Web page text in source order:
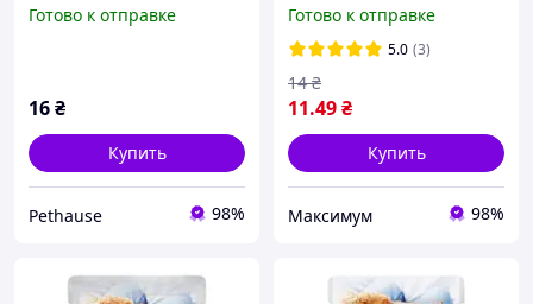
шкіри та шерсті від 12
Готово к отправке
16₴
Купить
Pethause 98%
Готово к отправке
5.0 (3)
11.49₴
14 ₴
Купить
Максимум 98%